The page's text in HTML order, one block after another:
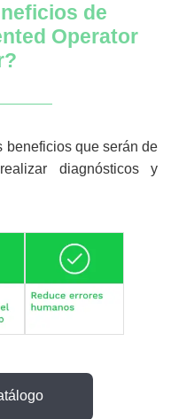
de
Operator
beneficios que serán de
diagnósticos y